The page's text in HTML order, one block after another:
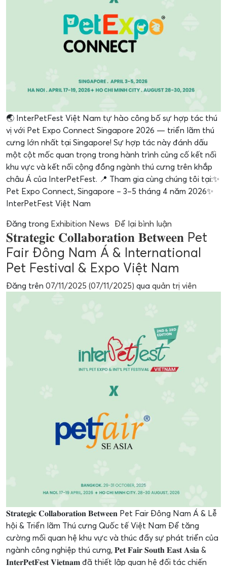
🌏 InterPetFest Việt Nam tự hào công bố sự hợp tác thú
vị với Pet Expo Connect Singapore 2026 — triển lãm thú
cưng lớn nhất tại Singapore! Sự hợp tác này đánh dấu
một cột mốc quan trọng trong hành trình củng cố kết nối
khu vực và kết nối cộng đồng ngành thú cưng trên khắp
châu Á của InterPetFest. 📍 Tham gia cùng chúng tôi tại:✨
Pet Expo Connect, Singapore – 3–5 tháng 4 năm 2026✨
InterPetFest Việt Nam
Đăng trong Exhibition News Để lại bình luận
𝐒𝐭𝐫𝐚𝐭𝐞𝐠𝐢𝐜 𝐂𝐨𝐥𝐥𝐚𝐛𝐨𝐫𝐚𝐭𝐢𝐨𝐧 𝐁𝐞𝐭𝐰𝐞𝐞𝐧 Pet
Fair Đông Nam Á & International
Pet Festival & Expo Việt Nam
Đăng trên 07/11/2025 (07/11/2025) qua quản trị viên
𝐒𝐭𝐫𝐚𝐭𝐞𝐠𝐢𝐜 𝐂𝐨𝐥𝐥𝐚𝐛𝐨𝐫𝐚𝐭𝐢𝐨𝐧 𝐁𝐞𝐭𝐰𝐞𝐞𝐧 Pet Fair Đông Nam Á & Lễ
hội & Triển lãm Thú cưng Quốc tế Việt Nam Để tăng
cường mối quan hệ khu vực và thúc đẩy sự phát triển của
ngành công nghiệp thú cưng, 𝐏𝐞𝐭 𝐅𝐚𝐢𝐫 𝐒𝐨𝐮𝐭𝐡 𝐄𝐚𝐬𝐭 𝐀𝐬𝐢𝐚 &
𝐈𝐧𝐭𝐞𝐫𝐏𝐞𝐭𝐅𝐞𝐬𝐭 𝐕𝐢𝐞𝐭𝐧𝐚𝐦 đã thiết lập quan hệ đối tác chiến